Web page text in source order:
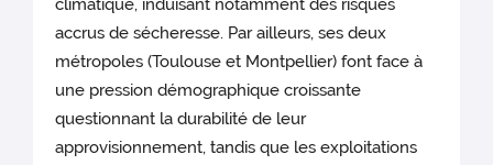
climatique, induisant notamment des risques
accrus de sécheresse. Par ailleurs, ses deux
métropoles (Toulouse et Montpellier) font face à
une pression démographique croissante
questionnant la durabilité de leur
approvisionnement, tandis que les exploitations